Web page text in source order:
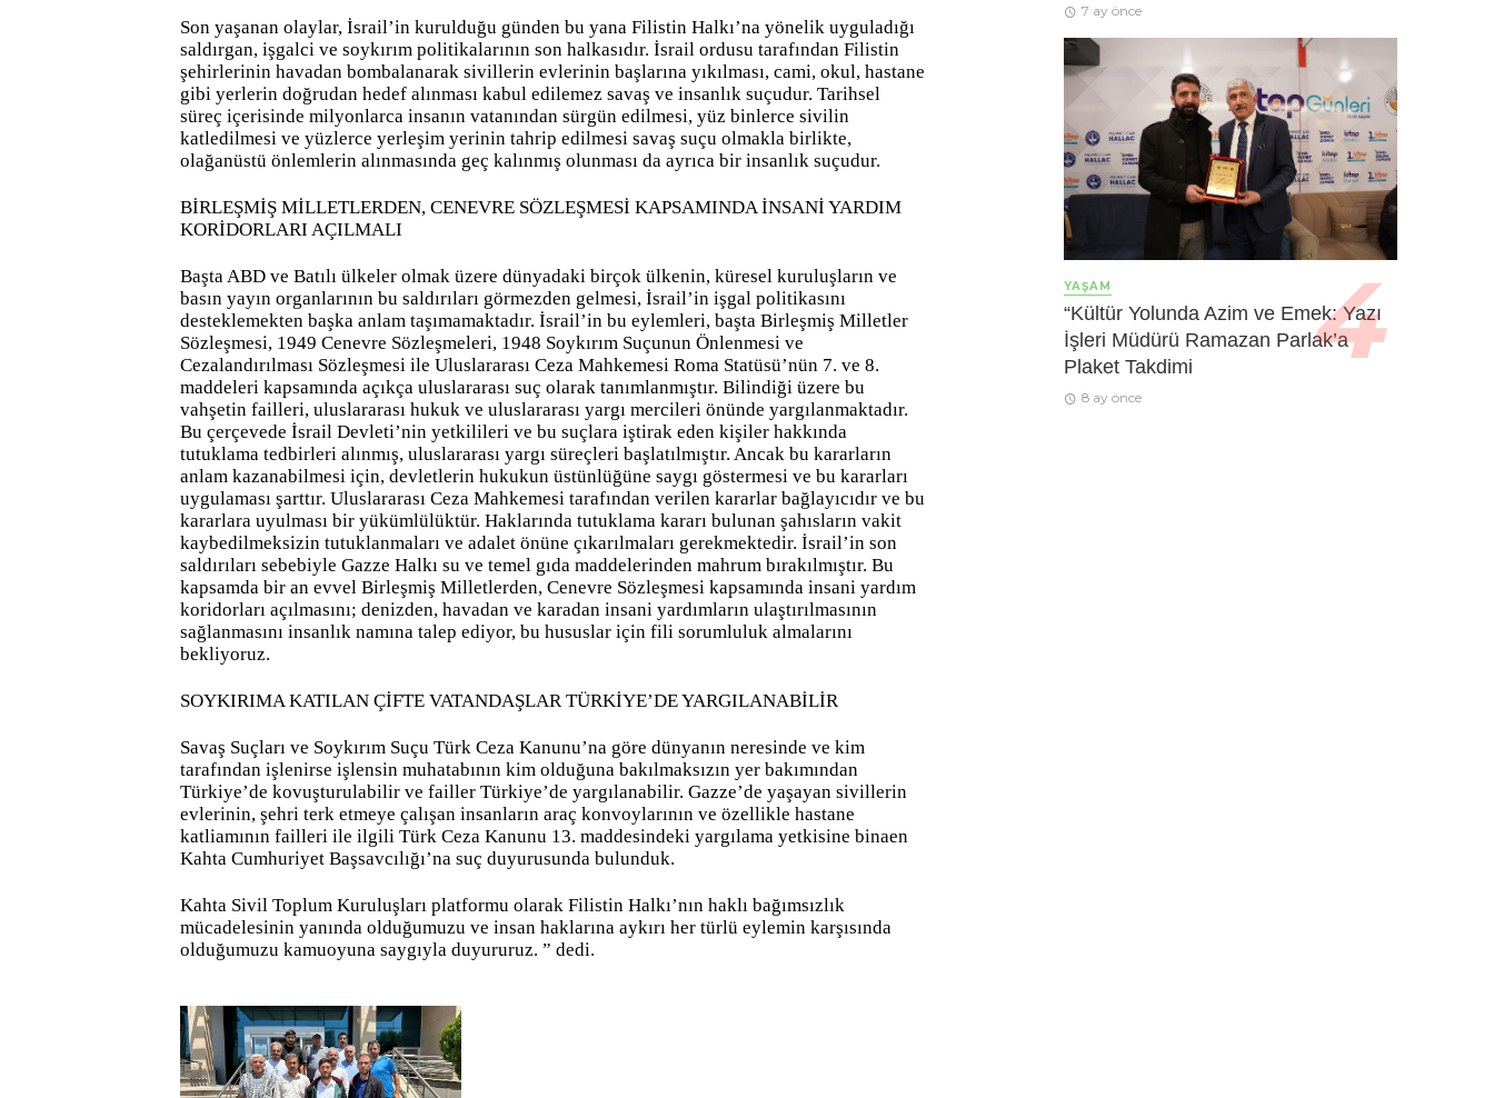
Son yaşanan olaylar, İsrail’in kurulduğu günden bu yana Filistin Halkı’na yönelik uyguladığı
saldırgan, işgalci ve soykırım politikalarının son halkasıdır. İsrail ordusu tarafından Filistin
şehirlerinin havadan bombalanarak sivillerin evlerinin başlarına yıkılması, cami, okul, hastane
gibi yerlerin doğrudan hedef alınması kabul edilemez savaş ve insanlık suçudur. Tarihsel
süreç içerisinde milyonlarca insanın vatanından sürgün edilmesi, yüz binlerce sivilin
katledilmesi ve yüzlerce yerleşim yerinin tahrip edilmesi savaş suçu olmakla birlikte,
olağanüstü önlemlerin alınmasında geç kalınmış olunması da ayrıca bir insanlık suçudur.
BİRLEŞMİŞ MİLLETLERDEN, CENEVRE SÖZLEŞMESİ KAPSAMINDA İNSANİ YARDIM
KORİDORLARI AÇILMALI
Başta ABD ve Batılı ülkeler olmak üzere dünyadaki birçok ülkenin, küresel kuruluşların ve
basın yayın organlarının bu saldırıları görmezden gelmesi, İsrail’in işgal politikasını
desteklemekten başka anlam taşımamaktadır. İsrail’in bu eylemleri, başta Birleşmiş Milletler
Sözleşmesi, 1949 Cenevre Sözleşmeleri, 1948 Soykırım Suçunun Önlenmesi ve
Cezalandırılması Sözleşmesi ile Uluslararası Ceza Mahkemesi Roma Statüsü’nün 7. ve 8.
maddeleri kapsamında açıkça uluslararası suç olarak tanımlanmıştır. Bilindiği üzere bu
vahşetin failleri, uluslararası hukuk ve uluslararası yargı mercileri önünde yargılanmaktadır.
Bu çerçevede İsrail Devleti’nin yetkilileri ve bu suçlara iştirak eden kişiler hakkında
tutuklama tedbirleri alınmış, uluslararası yargı süreçleri başlatılmıştır. Ancak bu kararların
anlam kazanabilmesi için, devletlerin hukukun üstünlüğüne saygı göstermesi ve bu kararları
uygulaması şarttır. Uluslararası Ceza Mahkemesi tarafından verilen kararlar bağlayıcıdır ve bu
kararlara uyulması bir yükümlülüktür. Haklarında tutuklama kararı bulunan şahısların vakit
kaybedilmeksizin tutuklanmaları ve adalet önüne çıkarılmaları gerekmektedir. İsrail’in son
saldırıları sebebiyle Gazze Halkı su ve temel gıda maddelerinden mahrum bırakılmıştır. Bu
kapsamda bir an evvel Birleşmiş Milletlerden, Cenevre Sözleşmesi kapsamında insani yardım
koridorları açılmasını; denizden, havadan ve karadan insani yardımların ulaştırılmasının
sağlanmasını insanlık namına talep ediyor, bu hususlar için fili sorumluluk almalarını
bekliyoruz.
SOYKIRIMA KATILAN ÇİFTE VATANDAŞLAR TÜRKİYE’DE YARGILANABİLİR
Savaş Suçları ve Soykırım Suçu Türk Ceza Kanunu’na göre dünyanın neresinde ve kim
tarafından işlenirse işlensin muhatabının kim olduğuna bakılmaksızın yer bakımından
Türkiye’de kovuşturulabilir ve failler Türkiye’de yargılanabilir. Gazze’de yaşayan sivillerin
evlerinin, şehri terk etmeye çalışan insanların araç konvoylarının ve özellikle hastane
katliamının failleri ile ilgili Türk Ceza Kanunu 13. maddesindeki yargılama yetkisine binaen
Kahta Cumhuriyet Başsavcılığı’na suç duyurusunda bulunduk.
Kahta Sivil Toplum Kuruluşları platformu olarak Filistin Halkı’nın haklı bağımsızlık
mücadelesinin yanında olduğumuzu ve insan haklarına aykırı her türlü eylemin karşısında
olduğumuzu kamuoyuna saygıyla duyururuz. ” dedi.
7 ay önce
YAŞAM
“Kültür Yolunda Azim ve Emek: Yazı
İşleri Müdürü Ramazan Parlak’a
Plaket Takdimi
8 ay önce